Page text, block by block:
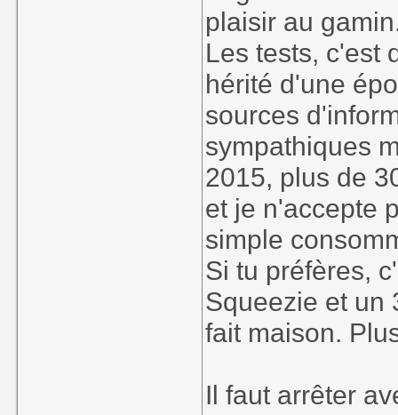
plaisir au
Les tests, c'est
hérité d'une
sources
sympathiques
2015, plus de
et je n'accepte
simple
Si tu préfères,
Squeezie et un
fait maison.
Il faut arrêter